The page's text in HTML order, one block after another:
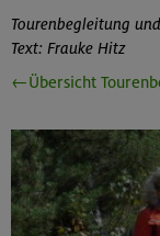
Tourenbegleitung
Text: Frauke Hitz
←Übersicht